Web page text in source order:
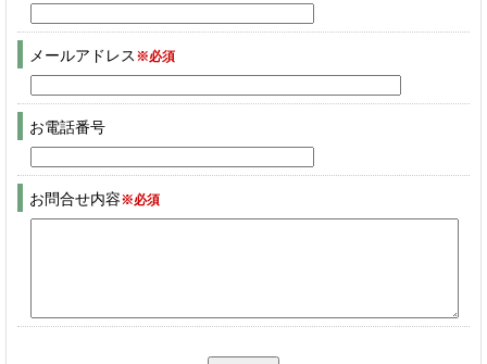
メールアドレス ※必須
お電話番号
お問合せ内容※必須